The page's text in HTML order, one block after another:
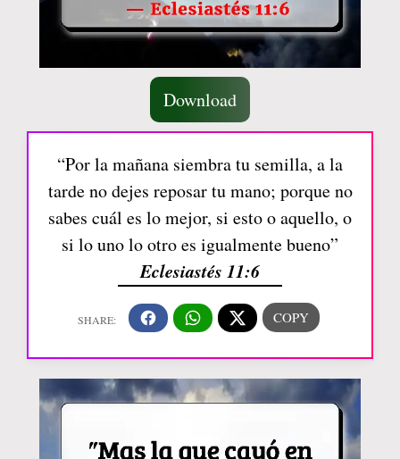
Download
“Por la mañana siembra tu semilla, a la
tarde no dejes reposar tu mano; porque no
sabes cuál es lo mejor, si esto o aquello, o
si lo uno lo otro es igualmente bueno”
Eclesiastés 11:6